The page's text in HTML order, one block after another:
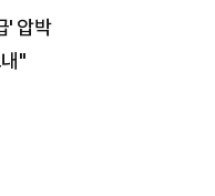
' 압박
"